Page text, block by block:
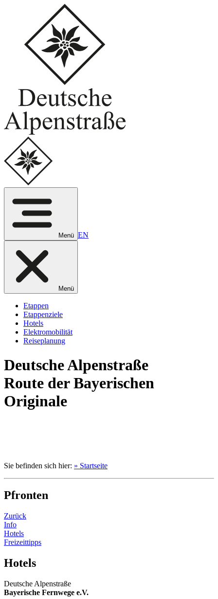
Menü EN
Menü
Etappen
Etappenziele
Hotels
Elektromobilität
Reiseplanung
DeutscheAlpenstraße
Route der Bayerischen
Originale
Sie befinden sich hier: » Startseite
Pfronten
Zurück
Info
Hotels
Freizeittipps
Hotels
Deutsche Alpenstraße
Bayerische Fernwege e.V.